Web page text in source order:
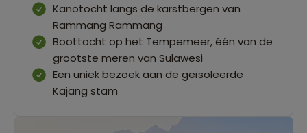
Kanotocht langs de karstbergen van
Rammang Rammang
Boottocht op het Tempemeer, één van de
grootste meren van Sulawesi
Een uniek bezoek aan de geïsoleerde
Kajang stam